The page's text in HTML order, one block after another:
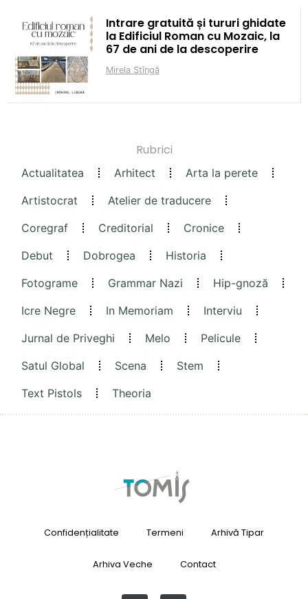
Intrare gratuită și tururi ghidate
la Edificiul Roman cu Mozaic, la
67 de ani de la descoperire
Mirela Stîngă
Rubrici
Actualitatea Arhitect
Arta la perete
Artistocrat
Atelier de traducere
Coregraf
Creditorial
Cronice
Debut
Dobrogea
Historia
Fotograme
Grammar Nazi
Hip-gnoză
Icre Negre
In Memoriam
Interviu
Jurnal de Priveghi
Melo
Pelicule
Satul Global
Scena
Stem
Text Pistols
Theoria
Confidențialitate Termeni Arhivă Tipar
Arhiva Veche Contact